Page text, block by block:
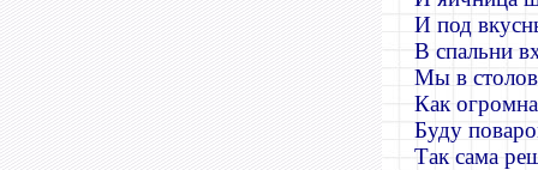
И под
В спальни
Мы в
Как
Буду
Так сама